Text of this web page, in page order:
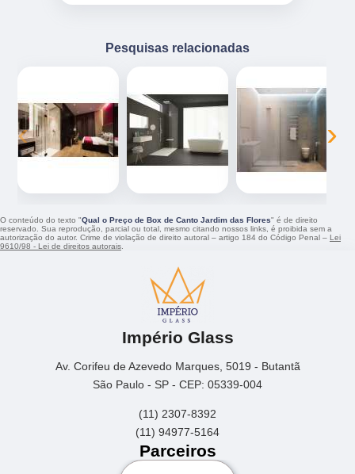
Pesquisas relacionadas
‹ ›
O conteúdo do texto "Qual o Preço de Box de Canto Jardim das Flores" é de direito
reservado. Sua reprodução, parcial ou total, mesmo citando nossos links, é proibida sem a
autorização do autor. Crime de violação de direito autoral – artigo 184 do Código Penal – Lei
9610/98 - Lei de direitos autorais
Império Glass
Av. Corifeu de Azevedo Marques, 5019 - Butantã
São Paulo - SP - CEP: 05339-004
(11) 2307-8392
(11) 94977-5164
Parceiros